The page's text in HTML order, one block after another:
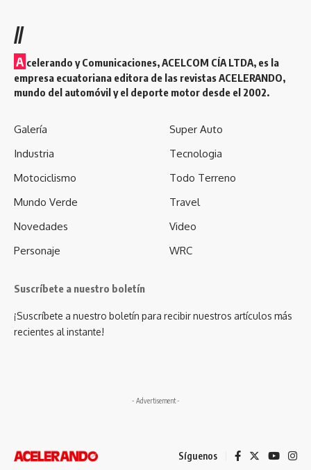
//
A celerando y Comunicaciones, ACELCOM CÍA LTDA, es la
empresa ecuatoriana editora de las revistas ACELERANDO,
mundo del automóvil y el deporte motor desde el 2002.
Galería
Industria
Motociclismo
Mundo Verde
Novedades
Personaje
Super Auto
Tecnologia
Todo Terreno
Travel
Video
WRC
Suscríbete a nuestro boletín
¡Suscríbete a nuestro boletín para recibir nuestros artículos más
recientes al instante!
- Advertisement -
Síguenos